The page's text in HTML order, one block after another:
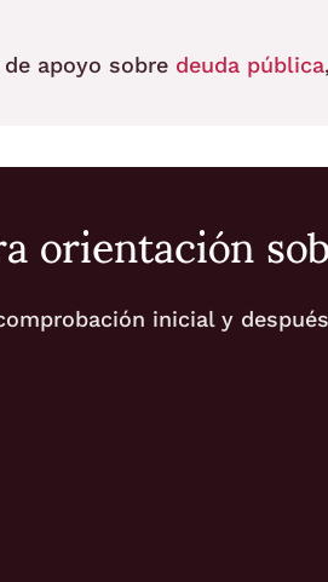
apoyo sobre deuda pública,
inicial y